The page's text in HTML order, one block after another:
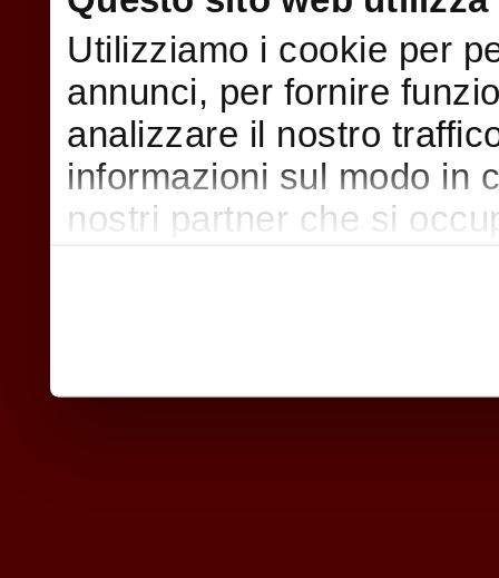
Utilizziamo i cookie per
annunci, per fornire
analizzare il nostro
informazioni sul modo in
nostri partner che si
nostri cookie se